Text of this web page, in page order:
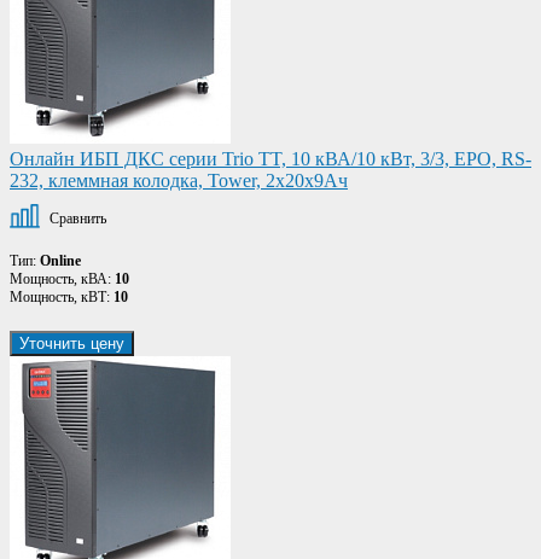
Онлайн ИБП ДКС серии Trio TT, 10 кВА/10 кВт, 3/3, EPO, RS-
232, клеммная колодка, Tower, 2x20х9Ач
Сравнить
Тип: Online
Мощность, кВА: 10
Мощность, кВТ: 10
Уточнить цену